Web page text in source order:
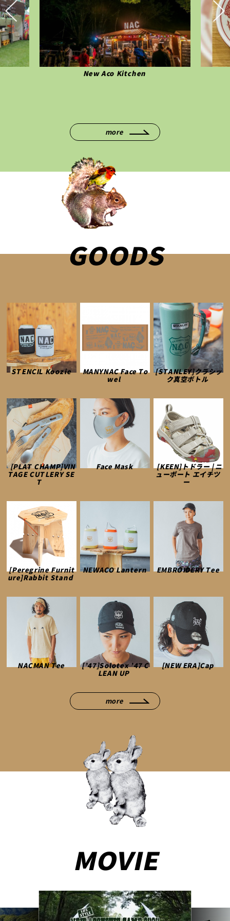
New Aco Kitchen
more
GOODS
STENCIL Koozie MANYNAC Face To
wel
[STANLEY]クラシッ
ク真空ボトル
[PLAT CHAMP]VIN
TAGE CUTLERY SE
T
Face Mask [KEEN]トドラー | ニ
ューポート エイチツ
ー
[Peregrine Furnit
ure]Rabbit Stand
NEWACO Lantern EMBROIDERY Tee
NACMAN Tee [’47]Solotex ’47 C
LEAN UP
[NEW ERA]Cap
more
MOVIE